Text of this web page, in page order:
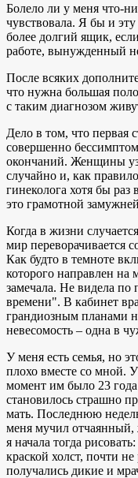
Болело ли у меня что-
чувствовала. Я бы и
более долгий ящик,
работе, вынужденный
После всяких
что нужна большая
с таким диагнозом
Дело в том, что первая
совершенно
окончаний. Женщины
случайно и, как
гинеколога хотя бы
это грамотной
Когда в жизни
мир переворачивается
Как будто в темноте
которого направлен
замечала. Не видела по
времени". В кабинет
грандиозным планами
невесомость – одна в
У меня есть семья, но
плохо вместе со мной.
момент им было 23
становилось страшно
мать. Последнюю
меня мучил
я начала тогда
краской холст, почти
получались дикие и